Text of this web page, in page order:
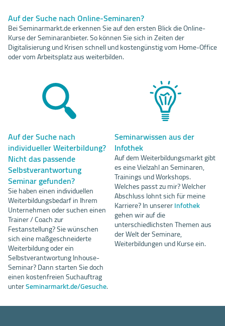
Auf der Suche nach Online-Seminaren?
Bei Seminarmarkt.de erkennen Sie auf den ersten Blick die Online-
Kurse der Seminaranbieter. So können Sie sich in Zeiten der
Digitalisierung und Krisen schnell und kostengünstig vom Home-Office
oder vom Arbeitsplatz aus weiterbilden.
Auf der Suche nach
individueller Weiterbildung?
Nicht das passende
Selbstverantwortung
Seminar gefunden?
Sie haben einen individuellen
Weiterbildungsbedarf in Ihrem
Unternehmen oder suchen einen
Trainer / Coach zur
Festanstellung? Sie wünschen
sich eine maßgeschneiderte
Weiterbildung oder ein
Selbstverantwortung Inhouse-
Seminar? Dann starten Sie doch
einen kostenfreien Suchauftrag
unterSeminarmarkt.de/Gesuche.
Seminarwissen aus der
Infothek
Auf dem Weiterbildungsmarkt gibt
es eine Vielzahl an Seminaren,
Trainings und Workshops.
Welches passt zu mir? Welcher
Abschluss lohnt sich für meine
Karriere? In unsererInfothek
gehen wir auf die
unterschiedlichsten Themen aus
der Welt der Seminare,
Weiterbildungen und Kurse ein.